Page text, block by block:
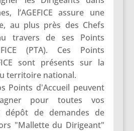
l’AGEFICE assure une
au plus près des Chefs
travers de ses Points
(PTA). Ces Points
sont présents sur la
territoire national.
Points d'Accueil peuvent
pour toutes vos
dépôt de demandes de
"Mallette du Dirigeant"